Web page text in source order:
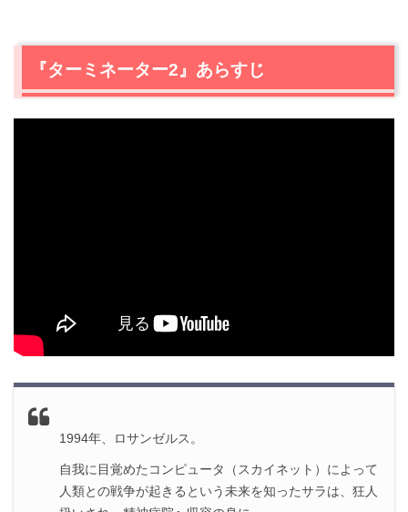
『ターミネーター2』あらすじ
1994年、ロサンゼルス。
自我に目覚めたコンピュータ（スカイネット）によって
人類との戦争が起きるという未来を知ったサラは、狂人